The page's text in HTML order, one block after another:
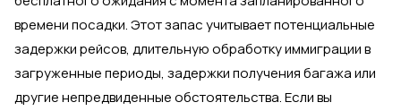
времени посадки. Этот запас учитывает потенциальные
задержки рейсов, длительную обработку иммиграции в
загруженные периоды, задержки получения багажа или
другие непредвиденные обстоятельства. Если вы